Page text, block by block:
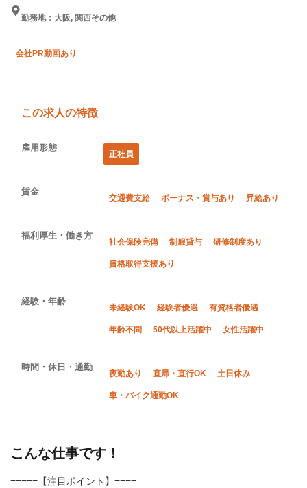
勤務地：大阪, 関西その他
会社PR動画あり
この求人の特徴
雇用形態
正社員
賃金
交通費支給 ボーナス・賞与あり 昇給あり
福利厚生・働き方
社会保険完備 制服貸与 研修制度あり
資格取得支援あり
経験・年齢
未経験OK 経験者優遇 有資格者優遇
年齢不問 50代以上活躍中 女性活躍中
時間・休日・通勤
夜勤あり 直帰・直行OK 土日休み
車・バイク通勤OK
こんな仕事です！
=====【注目ポイント】====